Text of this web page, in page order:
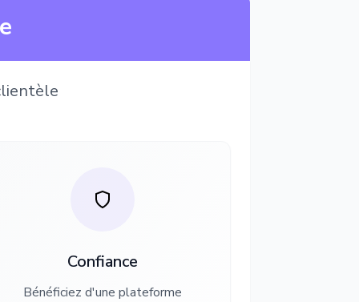
Confiance
Bénéficiez d'une plateforme